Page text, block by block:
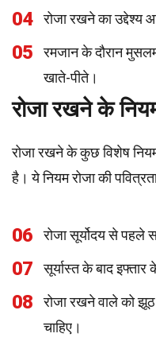
04 रोजा रखने का
05
रमजान के दौरान
खाते-पीते।
रोजा रखने के
रोजा रखने के कुछ विशेष
है। ये नियम रोजा की
06 रोजा सूर्योदय से पहले
07 सूर्यास्त के बाद इफ्तार
08
रोजा रखने वाले को
चाहिए।